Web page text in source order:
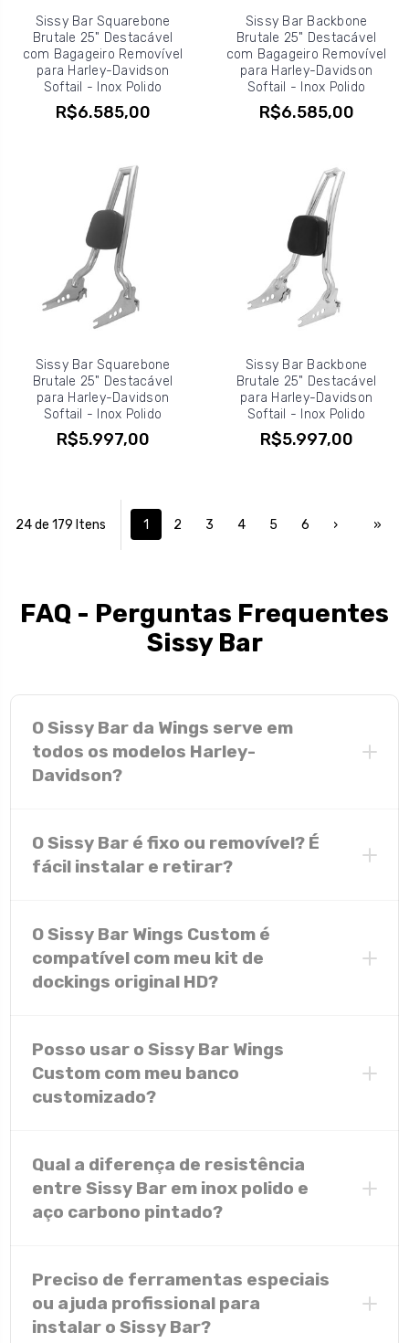
Sissy Bar Squarebone
Brutale 25" Destacável
com Bagageiro Removível
para Harley-Davidson
Softail - Inox Polido
R$6.585,00
Sissy Bar Backbone
Brutale 25" Destacável
com Bagageiro Removível
para Harley-Davidson
Softail - Inox Polido
R$6.585,00
Sissy Bar Squarebone
Brutale 25" Destacável
para Harley-Davidson
Softail - Inox Polido
R$5.997,00
Sissy Bar Backbone
Brutale 25" Destacável
para Harley-Davidson
Softail - Inox Polido
R$5.997,00
24 de 179 Itens 1 2 3 4 5 6 › »
FAQ - Perguntas Frequentes
Sissy Bar
O Sissy Bar da Wings serve em
todos os modelos Harley-
Davidson?
quase
todos
segurança, ergonomia e estilo
O Sissy Bar é fixo ou removível? É
fácil instalar e retirar?
flexibilidade para personalizar sua moto
O Sissy Bar Wings Custom é
compatível com meu kit de
dockings original HD?
originais HD.
Para Softail, Sportster e outros modelos, o Sissy
Bar acompanha o kit de dockings necessário para
instalação, garantindo compatibilidade e
Posso usar o Sissy Bar Wings
Custom com meu banco
customizado?
projetados para bancos confort
Qual a diferença de resistência
entre Sissy Bar em inox polido e
aço carbono pintado?
Inox polido:
maior teor de cromo, brilho
duradouro e alta resistência à corrosão natural.
Aço carbono pintado:robusto e protegido pela
pintura eletrostática preta; riscos profundos
Preciso de ferramentas especiais
ou ajuda profissional para
instalar o Sissy Bar?